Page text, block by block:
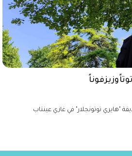
وزيزفوناً
"هايري توتونجلار" في غازي عينتاب